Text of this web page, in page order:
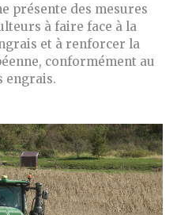
présente des mesures
à faire face à la
et à renforcer la
conformément au
engrais.